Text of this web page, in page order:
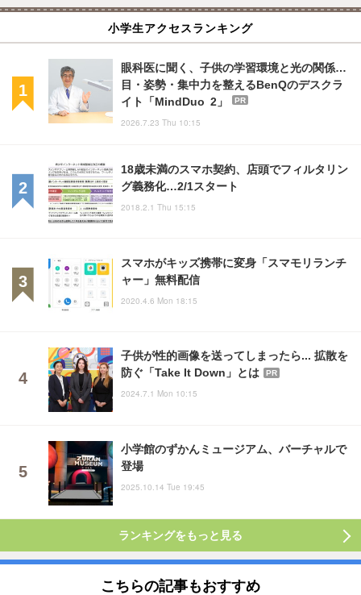
小学生アクセスランキング
眼科医に聞く、子供の学習環境と光の関係…
目・姿勢・集中力を整えるBenQのデスクラ
イト「MindDuo 2」
PR
2026.7.23 Thu 10:15
18歳未満のスマホ契約、店頭でフィルタリン
グ義務化…2/1スタート
2018.2.1 Thu 15:15
スマホがキッズ携帯に変身「スマモリランチ
ャー」無料配信
2020.4.6 Mon 18:15
子供が性的画像を送ってしまったら... 拡散を
防ぐ「Take It Down」とは
PR
2024.7.1 Mon 10:15
小学館のずかんミュージアム、バーチャルで
登場
2025.10.14 Tue 19:45
ランキングをもっと見る
こちらの記事もおすすめ